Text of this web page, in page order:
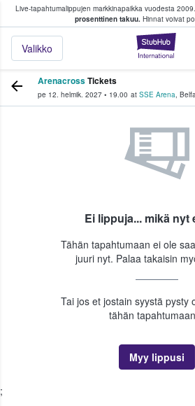
Live-tapahtumalippujen markkinapaikka vuodesta 2009.
prosenttinen takuu. Hinnat voivat
Valikko
fanit ostavat ja myyvät
ArenacrossTickets
pe 12. helmik. 2027 • 19.00 at SSE Arena,
Ei lippuja... mikä nyt
Tähän tapahtumaan ei ole
juuri nyt. Palaa takaisin
Tai jos et jostain syystä pysty
tähän
Myy lippusi
;